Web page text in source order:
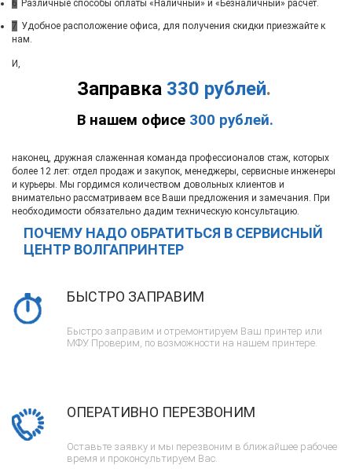
6 Различные способы оплаты «Наличный» и «Безналичный» расчет.
7 Удобное расположение офиса, для получения скидки приезжайте к
нам.
Заправка 330 рублей.
В нашем офисе 300 рублей.
И,
наконец, дружная слаженная команда профессионалов стаж, которых
более 12 лет: отдел продаж и закупок, менеджеры, сервисные инженеры
и курьеры. Мы гордимся количеством довольных клиентов и
внимательно рассматриваем все Ваши предложения и замечания. При
необходимости обязательно дадим техническую консультацию.
ПОЧЕМУ НАДО ОБРАТИТЬСЯ В СЕРВИСНЫЙ
ЦЕНТР ВОЛГАПРИНТЕР
БЫСТРО ЗАПРАВИМ
Быстро заправим и отремонтируем Ваш принтер или
МФУ. Проверим, по возможности на нашем принтере.
ОПЕРАТИВНО ПЕРЕЗВОНИМ
Оставьте заявку и мы перезвоним в ближайшее рабочее
время и проконсультируем Вас.